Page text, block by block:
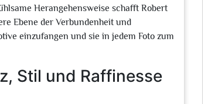
Herangehensweise schafft Robert
Ebene der Verbundenheit und
einzufangen und sie in jedem Foto zum
Stil und Raffinesse